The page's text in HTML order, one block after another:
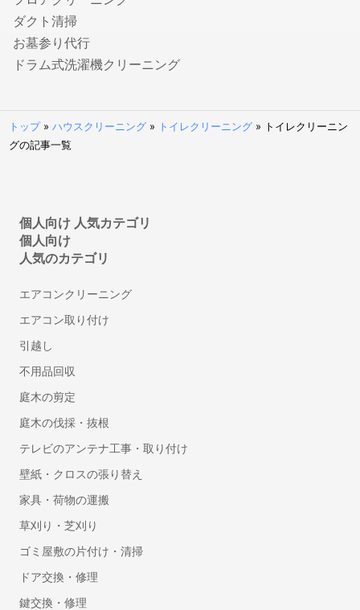
就業規則・社内規定・36協定作成の社労士
入退社・保険手続きの社労士
顧問社労士
年度更新・算定基礎の社労士
特許事務所・特許出願に強い弁理士
意匠登録に強い事務所・弁理士
結婚式の写真撮影
フォトウエディング・前撮りの出張撮影
遺影・生前撮影
成人式写真の前撮り・出張撮影
ニューボーンフォトの出張撮影
マタニティフォトの出張撮影
婚活写真・お見合い写真撮影
お宮参り写真の出張撮影
鍵・防犯対策
鍵交換・修理
鍵開け・鍵屋
ダクト清掃
お墓参り代行
ドラム式洗濯機クリーニング
トップ»ハウスクリーニング » トイレクリーニング » トイレクリーニン
グの記事一覧
個人向け 人気カテゴリ
個人向け
人気のカテゴリ
エアコンクリーニング
エアコン取り付け
引越し
不用品回収
庭木の剪定
庭木の伐採・抜根
テレビのアンテナ工事・取り付け
壁紙・クロスの張り替え
家具・荷物の運搬
草刈り・芝刈り
ゴミ屋敷の片付け・清掃
ドア交換・修理
鍵交換・修理